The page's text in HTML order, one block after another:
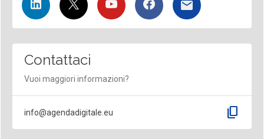
Contattaci
Vuoi maggiori informazioni?
info@agendadigitale.eu content_copy